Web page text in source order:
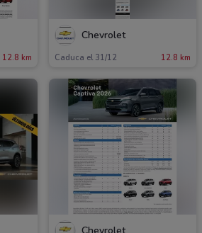
12.8 km
Chevrolet
Caduca el 31/12 12.8 km